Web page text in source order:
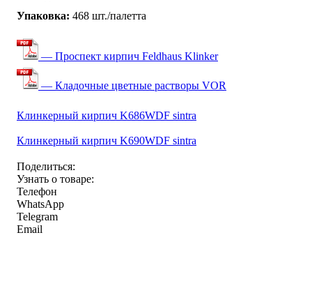
Упаковка: 468 шт./палетта
— Проспект кирпич Feldhaus Klinker
— Кладочные цветные растворы VOR
Клинкерный кирпич K686WDF sintra
Клинкерный кирпич K690WDF sintra
Поделиться:
Узнать о товаре:
Телефон
WhatsApp
Telegram
Email